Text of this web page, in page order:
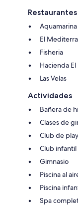
Aquamarina
El
Fisheria
Hacienda
Las Velas
Actividades
Bañera de
Clases de
Club de
Club
Gimnasio
Piscina al
Piscina
Spa